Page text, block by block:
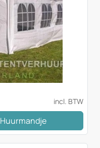
incl. BTW
Huurmandje